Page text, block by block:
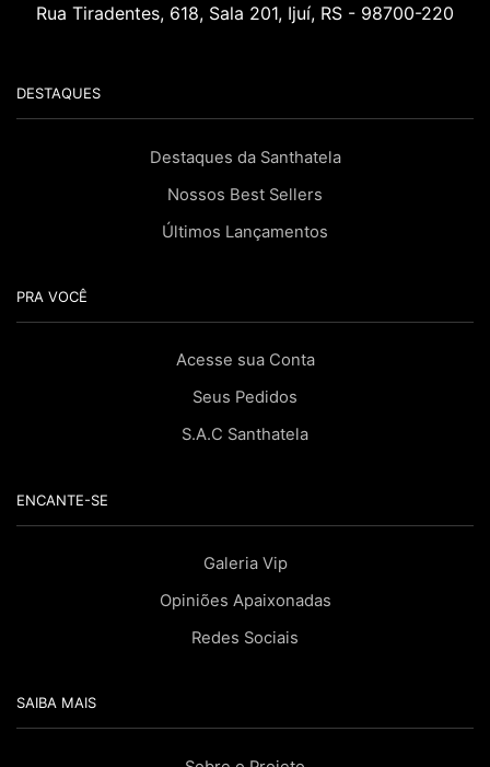
Rua Tiradentes, 618, Sala 201, Ijuí, RS - 98700-220
DESTAQUES
Destaques da Santhatela
Nossos Best Sellers
Últimos Lançamentos
PRA VOCÊ
Acesse sua Conta
Seus Pedidos
S.A.C Santhatela
ENCANTE-SE
Galeria Vip
Opiniões Apaixonadas
Redes Sociais
SAIBA MAIS